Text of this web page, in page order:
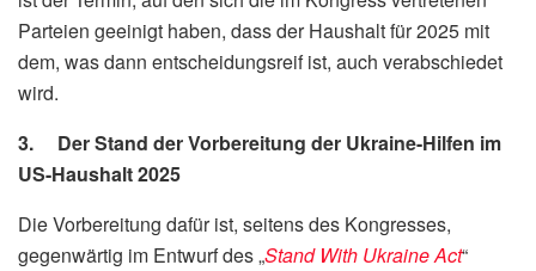
Parteien geeinigt haben, dass der Haushalt für 2025 mit
dem, was dann entscheidungsreif ist, auch verabschiedet
wird.
3. Der Stand der Vorbereitung der Ukraine-Hilfen im
US-Haushalt 2025
Die Vorbereitung dafür ist, seitens des Kongresses,
gegenwärtig im Entwurf des „Stand With Ukraine Act“